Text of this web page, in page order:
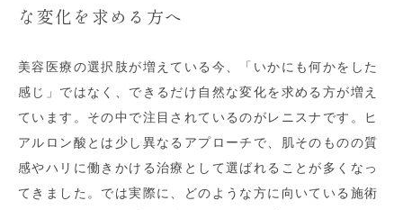
な変化を求める方へ
美容医療の選択肢が増えている今、「いかにも何かをした
感じ」ではなく、できるだけ自然な変化を求める方が増え
ています。その中で注目されているのがレニスナです。ヒ
アルロン酸とは少し異なるアプローチで、肌そのものの質
感やハリに働きかける治療として選ばれることが多くなっ
てきました。では実際に、どのような方に向いている施術